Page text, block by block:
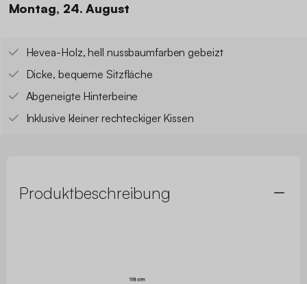
Montag, 24. August
Hevea-Holz, hell nussbaumfarben gebeizt
Dicke, bequeme Sitzfläche
Abgeneigte Hinterbeine
Inklusive kleiner rechteckiger Kissen
Produktbeschreibung